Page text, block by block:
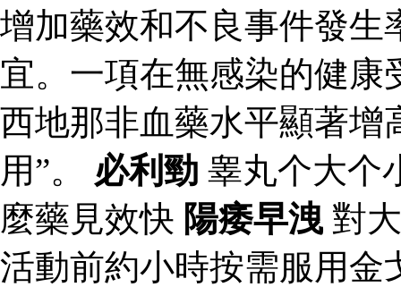
增加藥效和不良事件發生
宜。一項在無感染的健
西地那非血藥水平顯著增
用”。 必利勁 睾丸个大个
麼藥見效快 陽痿早洩 對
活動前約小時按需服用金